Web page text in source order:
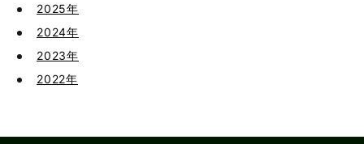
2025年
2024年
2023年
2022年